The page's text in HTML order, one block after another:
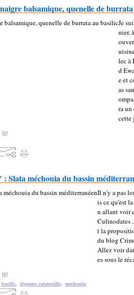
balsamique, quenelle de
Je
nier,
lec à
d
e et
as
ra un
cette
[#]
Slata méchouia du bassin
Il n'y a pas
is ce qu'est
n allant voir
Culinodates
t la
du blog
Allez voir
es sous le
[#]
basilic, légumes ratatouille, mechouia